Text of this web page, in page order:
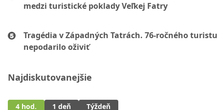
medzi turistické poklady Veľkej Fatry
Tragédia v Západných Tatrách. 76-ročného turistu
nepodarilo oživiť
Najdiskutovanejšie
4 hod. 1 deň Týždeň